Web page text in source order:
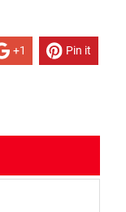
+1 Pin it